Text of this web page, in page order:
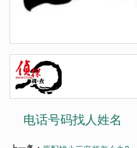
电话号码找人姓名